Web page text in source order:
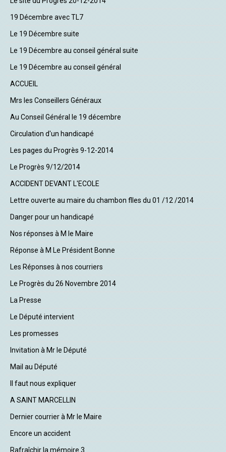
19 Décembre avec TL7
Le 19 Décembre suite
Le 19 Décembre au conseil général suite
Le 19 Décembre au conseil général
ACCUEIL
Mrs les Conseillers Généraux
Au Conseil Général le 19 décembre
Circulation d'un handicapé
Les pages du Progrès 9-12-2014
Le Progrès 9/12/2014
ACCIDENT DEVANT L'ECOLE
Lettre ouverte au maire du chambon flles du 01 /12 /2014
Danger pour un handicapé
Nos réponses à M le Maire
Réponse à M Le Président Bonne
Les Réponses à nos courriers
Le Progrès du 26 Novembre 2014
La Presse
Le Député intervient
Les promesses
Invitation à Mr le Député
Mail au Député
Il faut nous expliquer
A SAINT MARCELLIN
Dernier courrier à Mr le Maire
Encore un accident
Rafraîchir la mémoire 3